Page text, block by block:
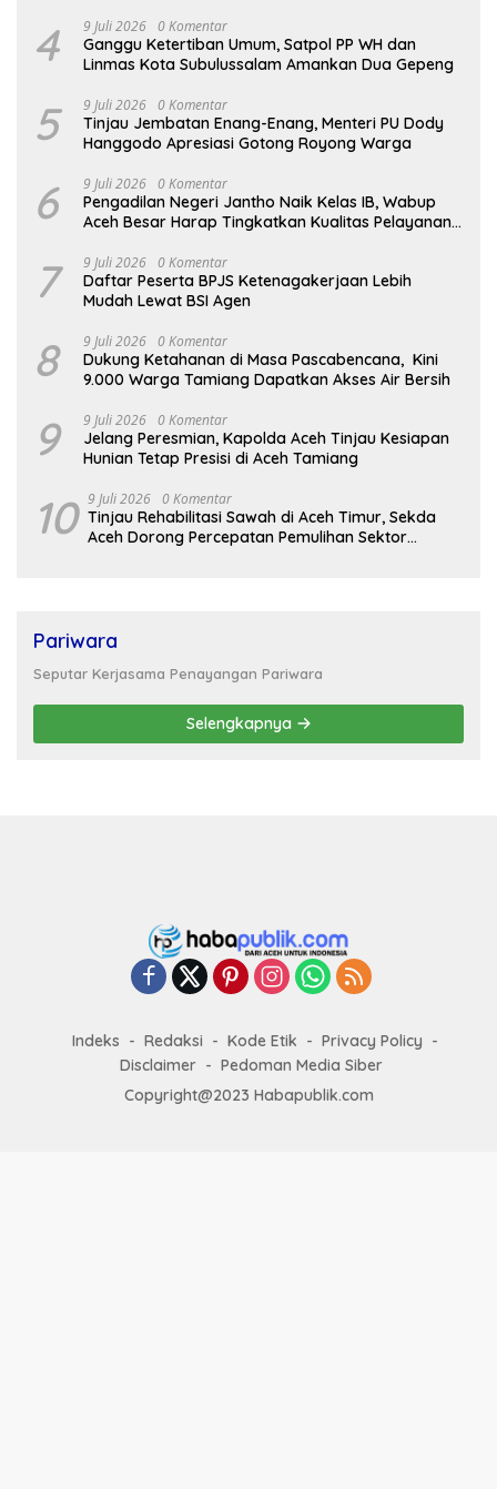
4 9 Juli 2026 0 Komentar
Ganggu Ketertiban Umum, Satpol PP WH dan
Linmas Kota Subulussalam Amankan Dua Gepeng
5 9 Juli 2026 0 Komentar
Tinjau Jembatan Enang-Enang, Menteri PU Dody
Hanggodo Apresiasi Gotong Royong Warga
6 9 Juli 2026 0 Komentar
Pengadilan Negeri Jantho Naik Kelas IB, Wabup
Aceh Besar Harap Tingkatkan Kualitas Pelayanan
7 9 Juli 2026 0 Komentar
Daftar Peserta BPJS Ketenagakerjaan Lebih
Mudah Lewat BSI Agen
8 9 Juli 2026 0 Komentar
Dukung Ketahanan di Masa Pascabencana, Kini
9.000 Warga Tamiang Dapatkan Akses Air Bersih
9 9 Juli 2026 0 Komentar
Jelang Peresmian, Kapolda Aceh Tinjau Kesiapan
Hunian Tetap Presisi di Aceh Tamiang
10 9 Juli 2026 0 Komentar
Tinjau Rehabilitasi Sawah di Aceh Timur, Sekda
Aceh Dorong Percepatan Pemulihan Sektor
Pariwara
Seputar Kerjasama Penayangan Pariwara
Selengkapnya
Indeks Redaksi Kode Etik
Privacy Policy
Disclaimer
Pedoman Media Siber
Copyright@2023 Habapublik.com